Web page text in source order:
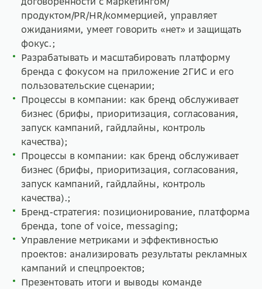
продуктом/PR/HR/коммерцией, управляет
ожиданиями, умеет говорить «нет» и защищать
фокус.;
Разрабатывать и масштабировать платформу
бренда с фокусом на приложение 2ГИС и его
пользовательские сценарии;
Процессы в компании: как бренд обслуживает
бизнес (брифы, приоритизация, согласования,
запуск кампаний, гайдлайны, контроль
качества);
Процессы в компании: как бренд обслуживает
бизнес (брифы, приоритизация, согласования,
запуск кампаний, гайдлайны, контроль
качества).;
Бренд-стратегия: позиционирование, платформа
бренда, tone of voice, messaging;
Управление метриками и эффективностью
проектов: анализировать результаты рекламных
кампаний и спецпроектов;
Презентовать итоги и выводы команде